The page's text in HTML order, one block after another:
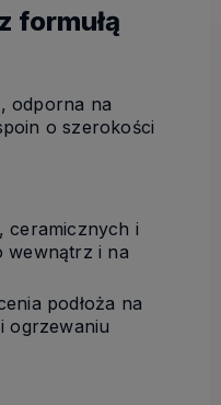
formułą
odporna na
o szerokości
ceramicznych i
wewnątrz i na
podłoża na
ogrzewaniu